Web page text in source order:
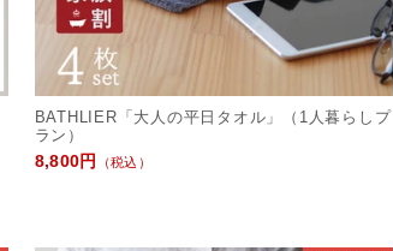
BATHLIER「大人の平日タオル」（1人暮らしプ
ラン）
8,800円
（税込）